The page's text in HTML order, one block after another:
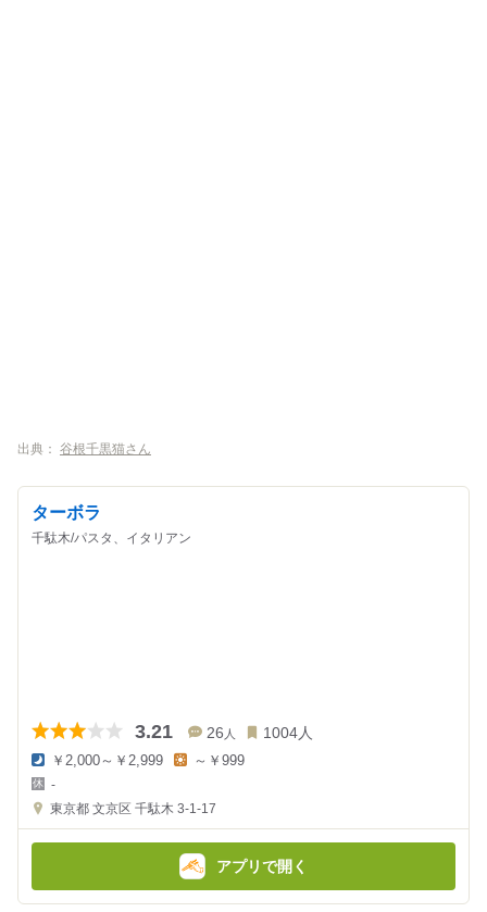
出典： 谷根千黒猫さん
ターボラ
千駄木/パスタ、イタリアン
3.21 26 人 1004人
夜
の
金
￥2,000～￥2,999
金
～￥999
-
東京都 文京区 千駄木 3-1-17
アプリで開く